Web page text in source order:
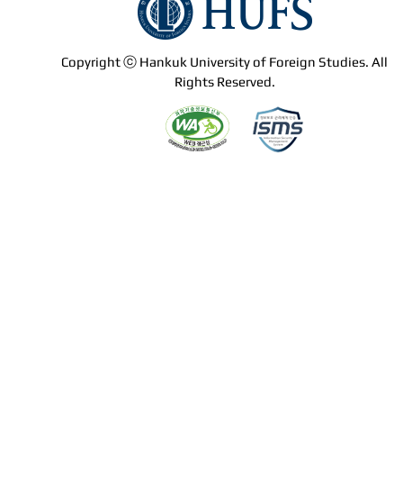
Copyright ⓒ Hankuk University of Foreign Studies. All
Rights Reserved.